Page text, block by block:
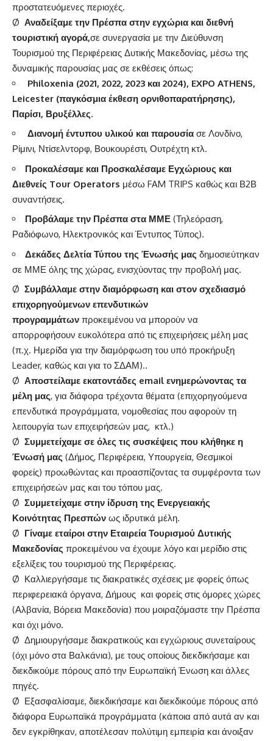
προστατευόμενες περιοχές.
Ø Αναδείξαμε την Πρέσπα στην εγχώρια και διεθνή
τουριστική αγορά,σε συνεργασία με την Διεύθυνση
Τουρισμού της Περιφέρειας Δυτικής Μακεδονίας, μέσω της
δυναμικής παρουσίας μας σε εκθέσεις όπως:
Philoxenia (2021, 2022, 2023 και 2024), EXPO ATHENS,
Leicester (παγκόσμια έκθεση ορνιθοπαρατήρησης),
Παρίσι, Βρυξέλλες.
Διανομή έντυπου υλικού και παρουσία σε Λονδίνο,
Ρίμινι, Ντίσελντορφ, Βουκουρέστι, Ουτρέχτη κτλ.
Προκαλέσαμε και Προσκαλέσαμε Εγχώριους και
Διεθνείς Tour Operators μέσω FAM TRIPS καθώς και Β2Β
συναντήσεις.
Προβάλαμε την Πρέσπα στα ΜΜΕ (Τηλεόραση,
Ραδιόφωνο, Ηλεκτρονικός και Έντυπος Τύπος).
Δεκάδες Δελτία Τύπου της Ένωσής μας δημοσιεύτηκαν
σε ΜΜΕ όλης της χώρας, ενισχύοντας την προβολή μας.
Ø Συμβάλλαμε στην διαμόρφωση και στον σχεδιασμό
επιχορηγούμενων επενδυτικών
προγραμμάτων προκειμένου να μπορούν να
απορροφήσουν ευκολότερα από τις επιχειρήσεις μέλη μας
(π.χ. Ημερίδα για την διαμόρφωση του υπό προκήρυξη
Leader, καθώς και για το ΣΔΑΜ)..
Ø Αποστείλαμε εκατοντάδες email ενημερώνοντας τα
μέλη μας, για διάφορα τρέχοντα θέματα (επιχορηγούμενα
επενδυτικά προγράμματα, νομοθεσίας που αφορούν τη
λειτουργία των επιχειρήσεών μας, κτλ.)
Ø Συμμετείχαμε σε όλες τις συσκέψεις που κλήθηκε η
Ένωσή μας (Δήμος, Περιφέρεια, Υπουργεία, Θεσμικοί
φορείς) προωθώντας και προασπίζοντας τα συμφέροντα των
επιχειρήσεών μας και του τόπου μας.
Ø Συμμετείχαμε στην ίδρυση της Ενεργειακής
Κοινότητας Πρεσπών ως ιδρυτικά μέλη.
Ø Γίναμε εταίροι στην Εταιρεία Τουρισμού Δυτικής
Μακεδονίας προκειμένου να έχουμε λόγο και μερίδιο στις
εξελίξεις του τουρισμού της Περιφέρειας.
Ø Καλλιεργήσαμε τις διακρατικές σχέσεις με φορείς όπως
περιφερειακά όργανα, Δήμους και φορείς στις όμορες χώρες
(Αλβανία, Βόρεια Μακεδονία) που μοιραζόμαστε την Πρέσπα
και όχι μόνο.
Ø Δημιουργήσαμε διακρατικούς και εγχώριους συνεταίρους
(όχι μόνο στα Βαλκάνια), με τους οποίους διεκδικήσαμε και
διεκδικούμε πόρους από την Ευρωπαϊκή Ένωση και άλλες
πηγές.
Ø Εξασφαλίσαμε, διεκδικήσαμε και διεκδικούμε πόρους από
διάφορα Ευρωπαϊκά προγράμματα (κάποια από αυτά αν και
δεν εγκρίθηκαν, αποτέλεσαν πολύτιμη εμπειρία και άνοιξαν